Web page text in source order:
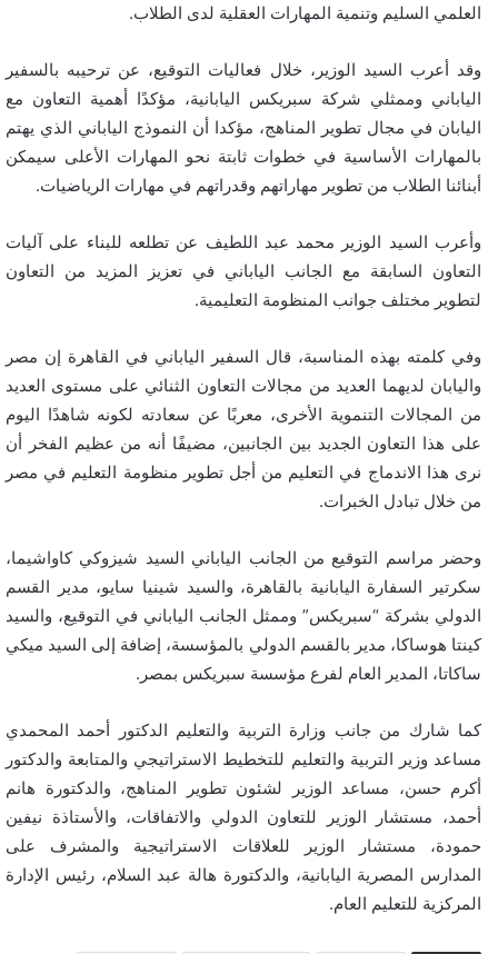
العلمي السليم وتنمية المهارات العقلية لدى الطلاب.
وقد أعرب السيد الوزير، خلال فعاليات التوقيع، عن ترحيبه بالسفير
الياباني وممثلي شركة سبريكس اليابانية، مؤكدًا أهمية التعاون مع
اليابان في مجال تطوير المناهج، مؤكدا أن النموذج الياباني الذي يهتم
بالمهارات الأساسية في خطوات ثابتة نحو المهارات الأعلى سيمكن
أبنائنا الطلاب من تطوير مهاراتهم وقدراتهم في مهارات الرياضيات.
وأعرب السيد الوزير محمد عبد اللطيف عن تطلعه للبناء على آليات
التعاون السابقة مع الجانب الياباني في تعزيز المزيد من التعاون
لتطوير مختلف جوانب المنظومة التعليمية.
وفي كلمته بهذه المناسبة، قال السفير الياباني في القاهرة إن مصر
واليابان لديهما العديد من مجالات التعاون الثنائي على مستوى العديد
من المجالات التنموية الأخرى، معربًا عن سعادته لكونه شاهدًا اليوم
على هذا التعاون الجديد بين الجانبين، مضيفًا أنه من عظيم الفخر أن
نرى هذا الاندماج في التعليم من أجل تطوير منظومة التعليم في مصر
من خلال تبادل الخبرات.
وحضر مراسم التوقيع من الجانب الياباني السيد شيزوكي كاواشيما،
سكرتير السفارة اليابانية بالقاهرة، والسيد شينيا سايو، مدير القسم
الدولي بشركة “سبريكس” وممثل الجانب الياباني في التوقيع، والسيد
كينتا هوساكا، مدير بالقسم الدولي بالمؤسسة، إضافة إلى السيد ميكي
ساكاتا، المدير العام لفرع مؤسسة سبريكس بمصر.
كما شارك من جانب وزارة التربية والتعليم الدكتور أحمد المحمدي
مساعد وزير التربية والتعليم للتخطيط الاستراتيجي والمتابعة والدكتور
أكرم حسن، مساعد الوزير لشئون تطوير المناهج، والدكتورة هانم
أحمد، مستشار الوزير للتعاون الدولي والاتفاقات، والأستاذة نيفين
حمودة، مستشار الوزير للعلاقات الاستراتيجية والمشرف على
المدارس المصرية اليابانية، والدكتورة هالة عبد السلام، رئيس الإدارة
المركزية للتعليم العام.